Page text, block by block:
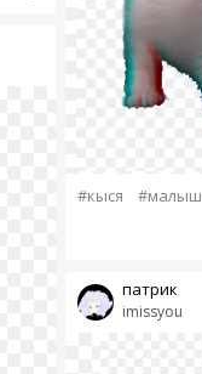
#кыся #малыш
imissyou
патрик